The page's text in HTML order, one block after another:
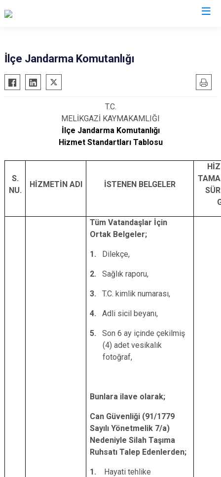
Akkışla
Bünyan
Melikgazi
Sarıoğlan
Sarız
Talas
Yeşilhisar
İlçe Jandarma Komutanlığı
T.C.
MELİKGAZİ KAYMAKAMLIĞI
İlçe Jandarma Komutanlığı
Hizmet Standartları Tablosu
S.
NU.
HİZMETİN ADI İSTENEN BELGELER
Tüm Vatandaşlar İçin
Ortak Belgeler;
1. Dilekçe,
2. Sağlık raporu,
3. T.C. kimlik numarası,
4. Adli sicil beyanı,
5. Son 6 ay içinde çekilmiş
(4) adet vesikalık
fotoğraf,
Bunlara ilave olarak;
Can Güvenliği (91/1779
Sayılı Yönetmelik 7/a)
Nedeniyle Silah Taşıma
Ruhsatı Talep Edenlerden;
1. Hayati tehlike